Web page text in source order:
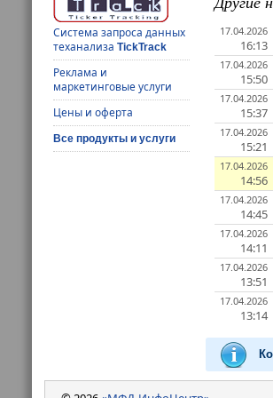
Система запроса данных
теханализаTickTrack
Реклама и
маркетинговые услуги
Цены и оферта
Все продукты и услуги
17.04.2026
16:13
17.04.2026
15:50
17.04.2026
15:37
17.04.2026
15:21
17.04.2026
14:56
17.04.2026
14:45
17.04.2026
14:11
17.04.2026
13:51
17.04.2026
13:14